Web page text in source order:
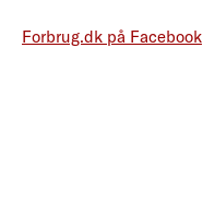
Forbrug.dk på Facebook